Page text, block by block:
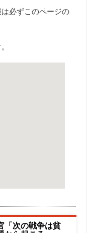
必ずこのページの
「次の戦争は貧